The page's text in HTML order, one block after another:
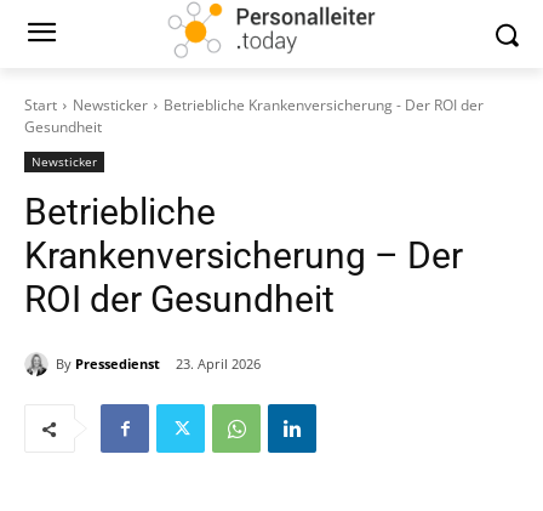
Start Newsticker
Betriebliche Krankenversicherung - Der ROI der
Gesundheit
Newsticker
Betriebliche
Krankenversicherung – Der
ROI der Gesundheit
By Pressedienst 23. April 2026